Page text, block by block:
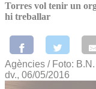
Torres vol tenir un
hi treballar
Agències / Foto: B.N.
dv., 06/05/2016